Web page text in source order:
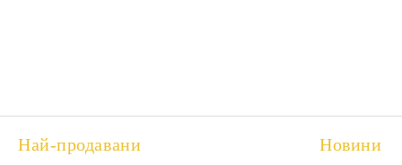
Най-продавани Новини